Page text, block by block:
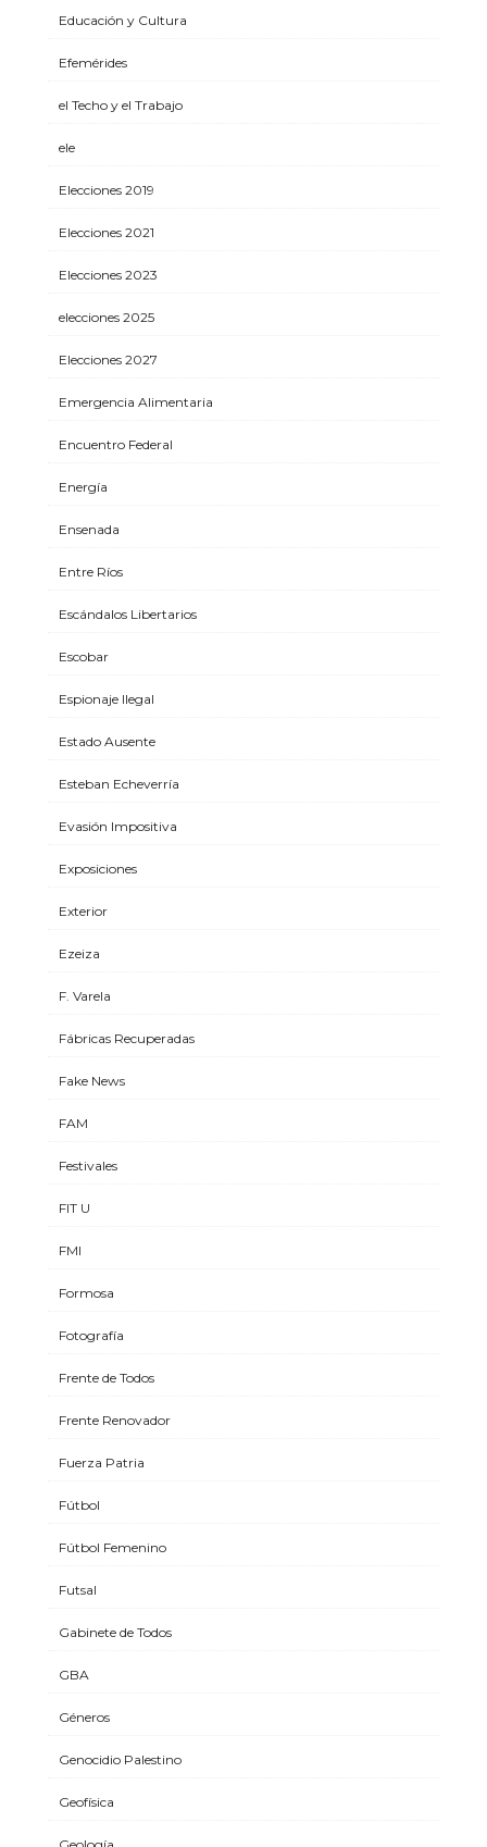
Educación y Cultura
Efemérides
el Techo y el Trabajo
ele
Elecciones 2019
Elecciones 2021
Elecciones 2023
elecciones 2025
Elecciones 2027
Emergencia Alimentaria
Encuentro Federal
Energía
Ensenada
Entre Ríos
Escándalos Libertarios
Escobar
Espionaje Ilegal
Estado Ausente
Esteban Echeverría
Evasión Impositiva
Exposiciones
Exterior
Ezeiza
F. Varela
Fábricas Recuperadas
Fake News
FAM
Festivales
FIT U
FMI
Formosa
Fotografía
Frente de Todos
Frente Renovador
Fuerza Patria
Fútbol
Fútbol Femenino
Futsal
Gabinete de Todos
GBA
Géneros
Genocidio Palestino
Geofísica